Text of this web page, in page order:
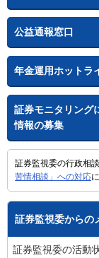
公益通報窓口
年金運用ホットラ
証券モニタリング
情報の募集
証券監視委の行政相
苦情相談」への対応
証券監視委からの
証券監視委の活動